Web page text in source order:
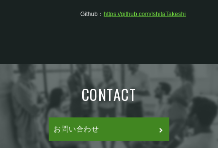
Github： https://github.com/IshitaTakeshi
CONTACT
お問い合わせ